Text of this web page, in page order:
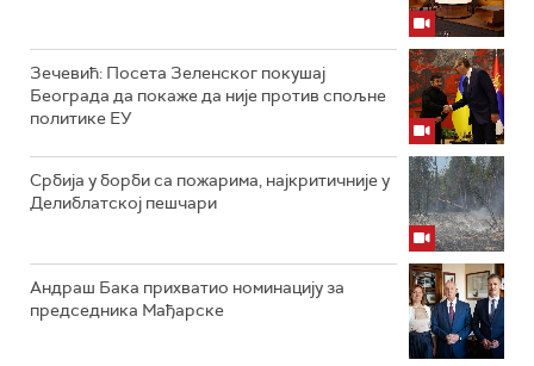
Зечевић: Посета Зеленског покушај
Београда да покаже да није против спољне
политике ЕУ
Србија у борби са пожарима, најкритичније у
Делиблатској пешчари
Андраш Бака прихватио номинацију за
председника Мађарске